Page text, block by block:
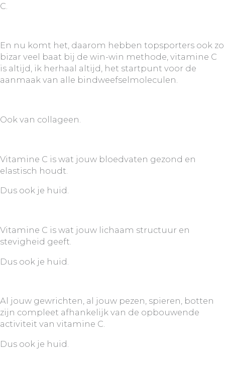
C.
En nu komt het, daarom hebben topsporters ook zo
bizar veel baat bij de win-win methode, vitamine C
is altijd, ik herhaal altijd, het startpunt voor de
aanmaak van alle bindweefselmoleculen.
Ook van collageen.
Vitamine C is wat jouw bloedvaten gezond en
elastisch houdt.
Dus ook je huid.
Vitamine C is wat jouw lichaam structuur en
stevigheid geeft.
Dus ook je huid.
Al jouw gewrichten, al jouw pezen, spieren, botten
zijn compleet afhankelijk van de opbouwende
activiteit van vitamine C.
Dus ook je huid.